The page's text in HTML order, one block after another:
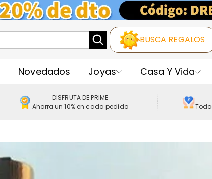
BUSCA REGALOS
Novedados Joyas Casa Y Vida
DISFRUTA DE PRIME
Ahorra un 10% en cada pedido